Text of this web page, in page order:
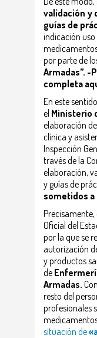
validación y
guías de
indicación
por parte de
Armadas”. -
completa
En este
el Ministerio
elaboración
clínica y
Inspección
través de la
elaboración,
y guías de
sometidos a
Oficial del
por la que se
autorización
y productos
de
Armadas.
resto del
profesionales
situación de